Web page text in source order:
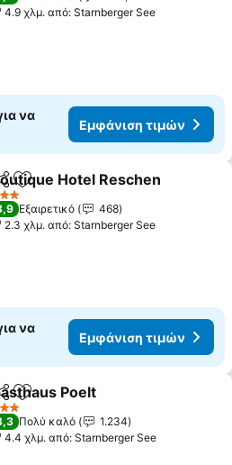
4.9 χλμ. από: Starnberger See
να
Εμφάνιση τιμών
Προσθήκη στα αγαπημένα
Hotel Reschen
Εξαιρετικό
468
2.3 χλμ. από: Starnberger See
να
Εμφάνιση τιμών
Προσθήκη στα αγαπημένα
Poelt
Πολύ καλό
1.234
4.4 χλμ. από: Starnberger See